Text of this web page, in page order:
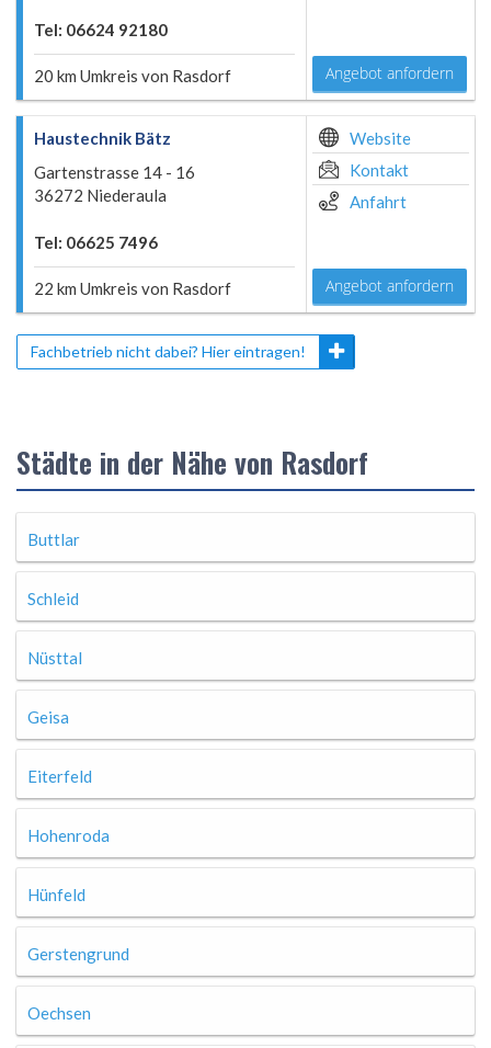
Tel: 06624 92180
20 km Umkreis von Rasdorf Angebot anfordern
Haustechnik Bätz
Gartenstrasse 14 - 16
36272 Niederaula
Tel: 06625 7496
22 km Umkreis von Rasdorf
Website
Kontakt
Anfahrt
Angebot anfordern
Fachbetrieb nicht dabei? Hier eintragen!
Städte in der Nähe von Rasdorf
Buttlar
Schleid
Nüsttal
Geisa
Eiterfeld
Hohenroda
Hünfeld
Gerstengrund
Oechsen